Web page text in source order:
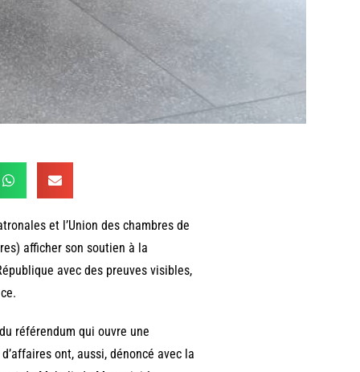
et l’Union des chambres de
afficher son soutien à la
avec des preuves visibles,
référendum qui ouvre une
ont, aussi, dénoncé avec la